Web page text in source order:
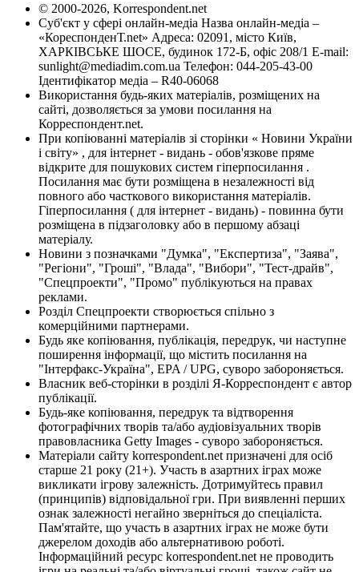
© 2000-2026, Korrespondent.net
Суб'єкт у сфері онлайн-медіа Назва онлайн-медіа –
«КореспонденТ.net» Адреса: 02091, місто Київ,
ХАРКІВСЬКЕ ШОСЕ, будинок 172-Б, офіс 208/1 E-mail:
sunlight@mediadim.com.ua Телефон: 044-205-43-00
Ідентифікатор медіа – R40-06068
Використання будь-яких матеріалів, розміщених на
сайті, дозволяється за умови посилання на
Корреспондент.net.
При копіюванні матеріалів зі сторінки « Новини України
і світу» , для інтернет - видань - обов'язкове пряме
відкрите для пошукових систем гіперпосилання .
Посилання має бути розміщена в незалежності від
повного або часткового використання матеріалів.
Гіперпосилання ( для інтернет - видань) - повинна бути
розміщена в підзаголовку або в першому абзаці
матеріалу.
Новини з позначками "Думка", "Експертиза", "Заява",
"Регіони", "Гроші", "Влада", "Вибори", "Тест-драйв",
"Спецпроекти", "Промо" публікуються на правах
реклами.
Розділ Спецпроекти створюється спільно з
комерційними партнерами.
Будь яке копіювання, публікація, передрук, чи наступне
поширення інформації, що містить посилання на
"Інтерфакс-Україна", EPA / UPG, суворо забороняється.
Власник веб-сторінки в розділі Я-Корреспондент є автор
публікації.
Будь-яке копіювання, передрук та відтворення
фотографічних творів та/або аудіовізуальних творів
правовласника Getty Images - суворо забороняється.
Матеріали сайту korrespondent.net призначені для осіб
старше 21 року (21+). Участь в азартних іграх може
викликати ігрову залежність. Дотримуйтесь правил
(принципів) відповідальної гри. При виявленні перших
ознак залежності негайно зверніться до спеціаліста.
Пам'ятайте, що участь в азартних іграх не може бути
джерелом доходів або альтернативою роботі.
Інформаційний ресурс korrespondent.net не проводить